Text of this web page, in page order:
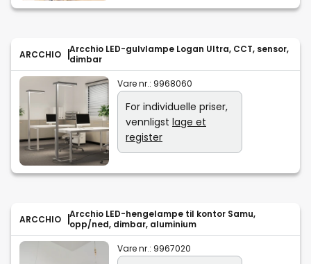
ARCCHIO
Arcchio LED-gulvlampe Logan Ultra, CCT, sensor,
dimbar
Vare nr.: 9968060
For individuelle priser,
vennligst lage et
register
ARCCHIO
Arcchio LED-hengelampe til kontor Samu,
opp/ned, dimbar, aluminium
Vare nr.: 9967020